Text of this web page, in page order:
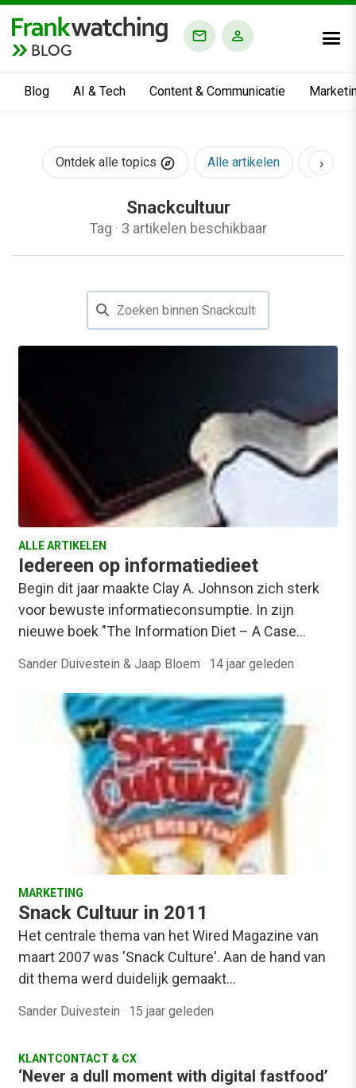
BLOG
Blog AI & Tech Content & Communicatie
Ontdek alle topics Alle artikelen AI &
›
Snackcultuur
Tag · 3 artikelen beschikbaar
ALLE ARTIKELEN
Iedereen op informatiedieet
Begin dit jaar maakte Clay A. Johnson zich sterk
voor bewuste informatieconsumptie. In zijn
nieuwe boek "The Information Diet – A Case…
Sander Duivestein & Jaap Bloem · 14 jaar geleden
MARKETING
Snack Cultuur in 2011
Het centrale thema van het Wired Magazine van
maart 2007 was 'Snack Culture'. Aan de hand van
dit thema werd duidelijk gemaakt…
Sander Duivestein · 15 jaar geleden
KLANTCONTACT & CX
‘Never a dull moment with digital fastfood’